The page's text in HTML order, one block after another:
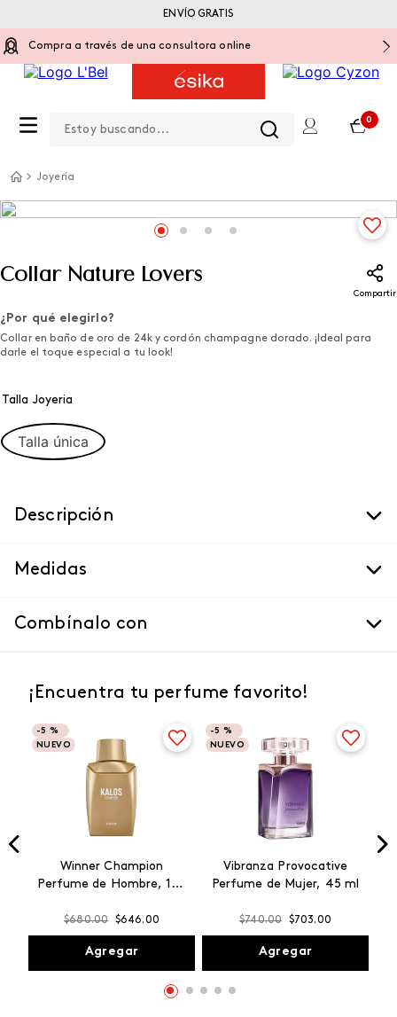
Compra a través de una consultora online
0
ENVÍO GRATIS
Joyería
Collar Nature Lovers
Compartir
¿Por qué elegirlo?
Collar en baño de oro de 24k y cordón champagne dorado. ¡Ideal para
darle el toque especial a tu look!
Talla Joyeria
Talla única
Descripción
Medidas
Combínalo con
¡Encuentra tu perfume favorito!
-5 %
NUEVO
Winner Champion
Perfume de Hombre, 100
$680.00 $646.00
Agregar
-5 %
NUEVO
Vibranza Provocative
Perfume de Mujer, 45 ml
$740.00 $703.00
Agregar